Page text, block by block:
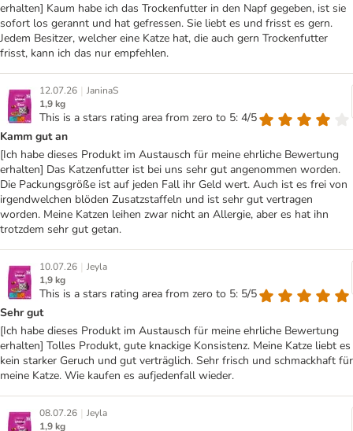
erhalten] Kaum habe ich das Trockenfutter in den Napf gegeben, ist sie
sofort los gerannt und hat gefressen. Sie liebt es und frisst es gern.
Jedem Besitzer, welcher eine Katze hat, die auch gern Trockenfutter
frisst, kann ich das nur empfehlen.
12.07.26 | JaninaS
1,9 kg
This is a stars rating area from zero to 5: 4/5
Kamm gut an
[Ich habe dieses Produkt im Austausch für meine ehrliche Bewertung
erhalten] Das Katzenfutter ist bei uns sehr gut angenommen worden.
Die Packungsgröße ist auf jeden Fall ihr Geld wert. Auch ist es frei von
irgendwelchen blöden Zusatzstaffeln und ist sehr gut vertragen
worden. Meine Katzen leihen zwar nicht an Allergie, aber es hat ihn
trotzdem sehr gut getan.
10.07.26 | Jeyla
1,9 kg
This is a stars rating area from zero to 5: 5/5
Sehr gut
[Ich habe dieses Produkt im Austausch für meine ehrliche Bewertung
erhalten] Tolles Produkt, gute knackige Konsistenz. Meine Katze liebt es
kein starker Geruch und gut verträglich. Sehr frisch und schmackhaft für
meine Katze. Wie kaufen es aufjedenfall wieder.
08.07.26 | Jeyla
1,9 kg